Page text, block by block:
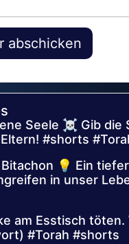
Seele ☠️ Gib die
#shorts
💡 Ein
in unser
am Esstisch töten.
#Torah #shorts